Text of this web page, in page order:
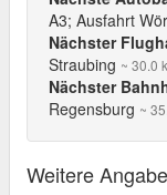
A3; Ausfahrt
Nächster
Straubing ~ 30.0
Nächster
Regensburg ~
Weitere